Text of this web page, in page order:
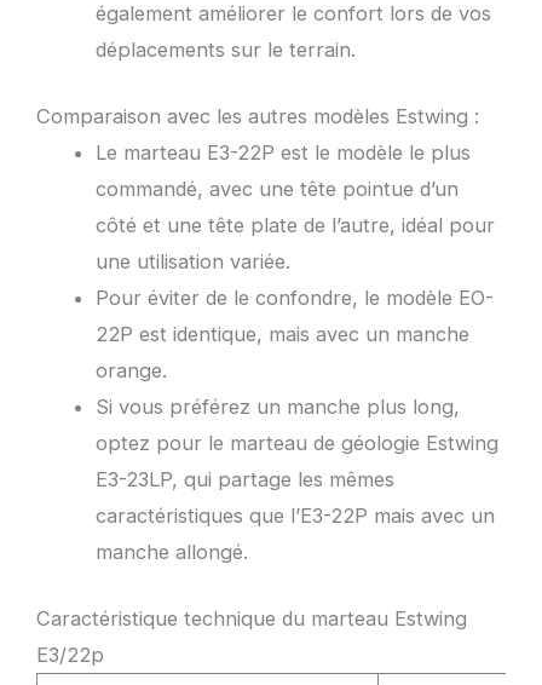
également améliorer le confort lors de vos
déplacements sur le terrain.
Comparaison avec les autres modèles Estwing :
Le marteau E3-22P est le modèle le plus
commandé, avec une tête pointue d’un
côté et une tête plate de l’autre, idéal pour
une utilisation variée.
Pour éviter de le confondre, le modèle EO-
22P est identique, mais avec un manche
orange.
Si vous préférez un manche plus long,
optez pour le marteau de géologie Estwing
E3-23LP, qui partage les mêmes
caractéristiques que l’E3-22P mais avec un
manche allongé.
Caractéristique technique du marteau Estwing
E3/22p